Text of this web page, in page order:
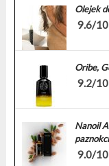
Olejek
9.6/10
Oribe,
9.2/10
Nanoil
paznokci
9.0/10